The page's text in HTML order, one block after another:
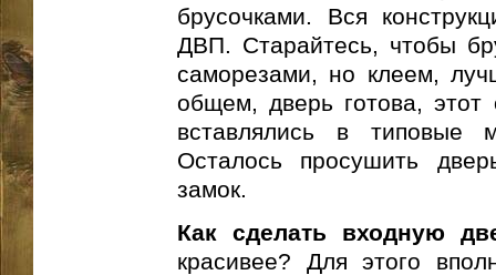
брусочками. Вся
ДВП. Старайтесь, чтобы
саморезами, но клеем,
общем, дверь готова, этот
вставлялись в типовые
Осталось просушить
замок.
Как сделать входную
красивее? Для этого